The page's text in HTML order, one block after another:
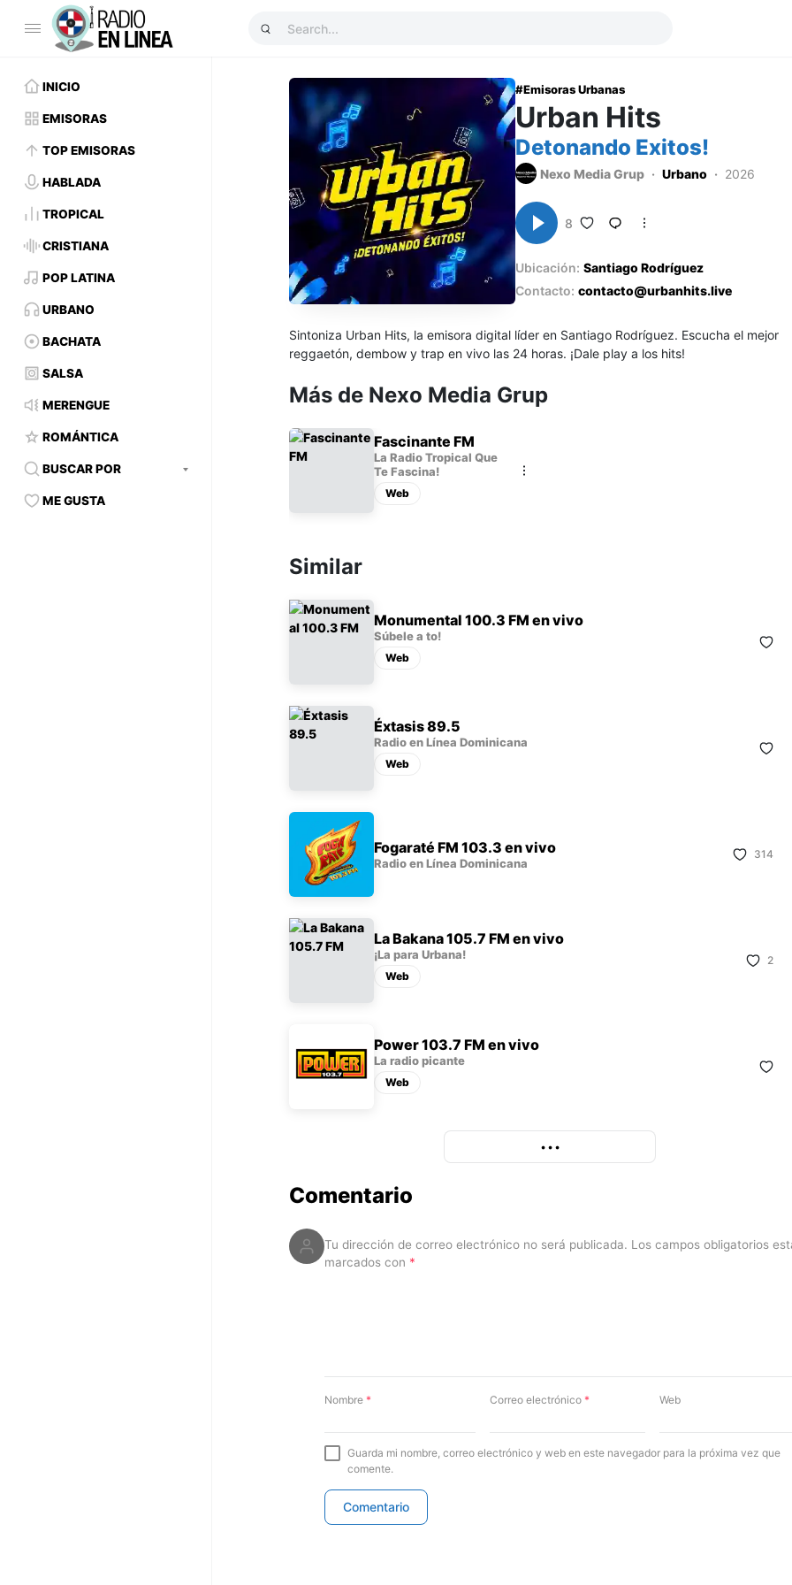
INICIO
EMISORAS
TOP EMISORAS
HABLADA
TROPICAL
CRISTIANA
POP LATINA
URBANO
BACHATA
SALSA
MERENGUE
ROMÁNTICA
BUSCAR POR
ME GUSTA
Emisoras Urbanas
Urban Hits
Detonando Exitos!
Nexo Media Grup Urbano 2026
8
Ubicación: Santiago Rodríguez
Contacto: contacto@urbanhits.live
Sintoniza Urban Hits, la emisora digital líder en Santiago Rodríguez. Escucha el mejor
reggaetón, dembow y trap en vivo las 24 horas. ¡Dale play a los hits!
Más de Nexo Media Grup
Fascinante FM
La Radio Tropical Que
Te Fascina!
Web
Similar
Monumental 100.3 FM en vivo
Súbele a to!
Web
Éxtasis 89.5
Radio en Línea Dominicana
Web
Fogaraté FM 103.3 en vivo
Radio en Línea Dominicana
314
La Bakana 105.7 FM en vivo
¡La para Urbana!
Web
2
Power 103.7 FM en vivo
La radio picante
Web
• • •More
Comentario
Tu dirección de correo electrónico no será publicada. Los campos obligatorios
marcados con *
Nombre* Correo electrónico* Web
Guarda mi nombre, correo electrónico y web en este navegador para la próxima vez que
comente.